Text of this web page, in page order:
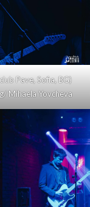
Pave, Sofia, BG)
Mihaela Yovcheva